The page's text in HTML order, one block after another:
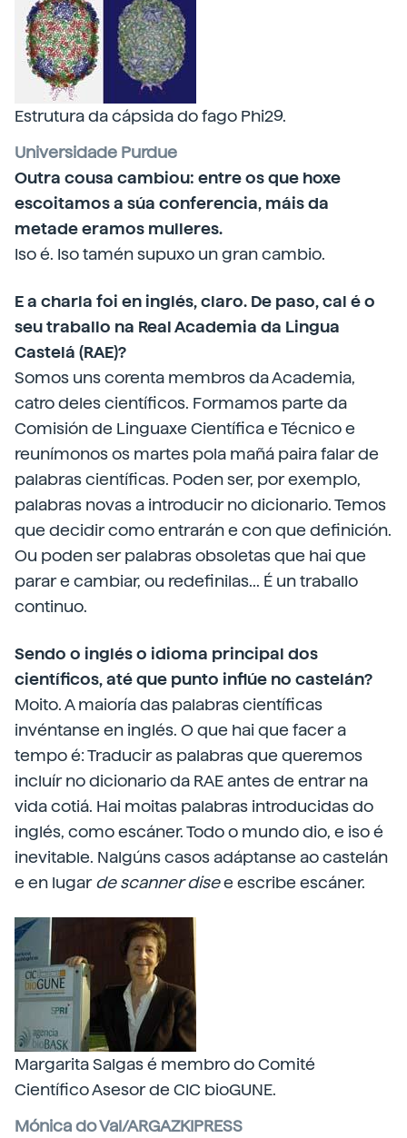
Estrutura da cápsida do fago Phi29.
Universidade Purdue
Outra cousa cambiou: entre os que hoxe
escoitamos a súa conferencia, máis da
metade eramos mulleres.
Iso é. Iso tamén supuxo un gran cambio.
E a charla foi en inglés, claro. De paso, cal é o
seu traballo na Real Academia da Lingua
Castelá (RAE)?
Somos uns corenta membros da Academia,
catro deles científicos. Formamos parte da
Comisión de Linguaxe Científica e Técnico e
reunímonos os martes pola mañá paira falar de
palabras científicas. Poden ser, por exemplo,
palabras novas a introducir no dicionario. Temos
que decidir como entrarán e con que definición.
Ou poden ser palabras obsoletas que hai que
parar e cambiar, ou redefinilas... É un traballo
continuo.
Sendo o inglés o idioma principal dos
científicos, até que punto inflúe no castelán?
Moito. A maioría das palabras científicas
invéntanse en inglés. O que hai que facer a
tempo é: Traducir as palabras que queremos
incluír no dicionario da RAE antes de entrar na
vida cotiá. Hai moitas palabras introducidas do
inglés, como escáner. Todo o mundo dio, e iso é
inevitable. Nalgúns casos adáptanse ao castelán
e en lugarde scanner disee escribe escáner.
Margarita Salgas é membro do Comité
Científico Asesor de CIC bioGUNE.
Mónica do Val/ARGAZKIPRESS